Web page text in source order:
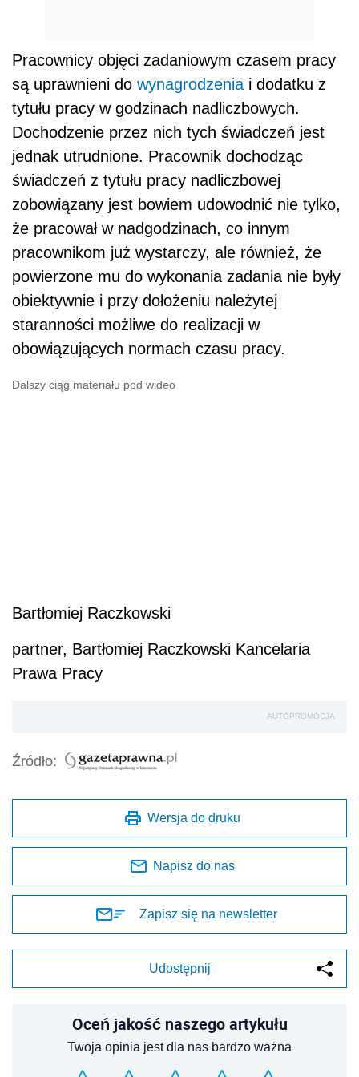
Pracownicy objęci zadaniowym czasem pracy
są uprawnieni do wynagrodzenia i dodatku z
tytułu pracy w godzinach nadliczbowych.
Dochodzenie przez nich tych świadczeń jest
jednak utrudnione. Pracownik dochodząc
świadczeń z tytułu pracy nadliczbowej
zobowiązany jest bowiem udowodnić nie tylko,
że pracował w nadgodzinach, co innym
pracownikom już wystarczy, ale również, że
powierzone mu do wykonania zadania nie były
obiektywnie i przy dołożeniu należytej
staranności możliwe do realizacji w
obowiązujących normach czasu pracy.
Dalszy ciąg materiału pod wideo
Bartłomiej Raczkowski
partner, Bartłomiej Raczkowski Kancelaria
Prawa Pracy
AUTOPROMOCJA
Źródło:
Wersja do druku
Napisz do nas
Zapisz się na newsletter
Udostępnij
Oceń jakość naszego artykułu
Twoja opinia jest dla nas bardzo ważna